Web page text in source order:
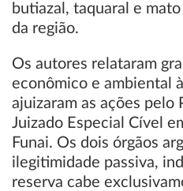
butiazal, taquaral e
da região.
Os autores relataram
econômico e ambiental
ajuizaram as ações pelo
Juizado Especial Cível
Funai. Os dois órgãos
ilegitimidade passiva,
reserva cabe